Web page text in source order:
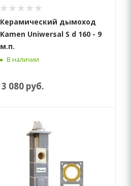
Керамический дымоход
Kamen Uniwersal S d 160 - 9
м.п.
В наличии
3 080 руб.